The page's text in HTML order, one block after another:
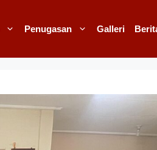
Penugasan Galleri